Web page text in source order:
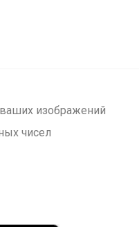
изображений
чисел